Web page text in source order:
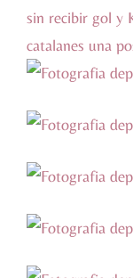
sin recibir gol y
catalanes una